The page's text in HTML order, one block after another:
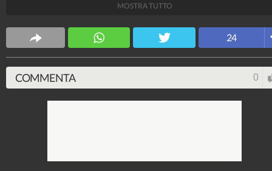
MOSTRA TUTTO
24
COMMENTA 0